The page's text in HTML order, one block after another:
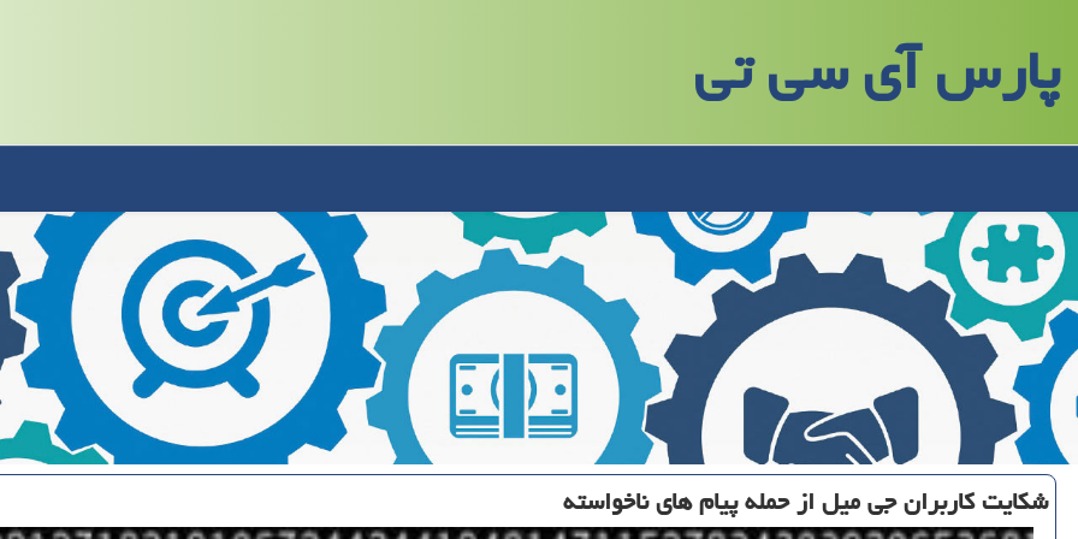
پارس آی سی تی
شكایت كاربران جی میل از حمله پیام های ناخواسته